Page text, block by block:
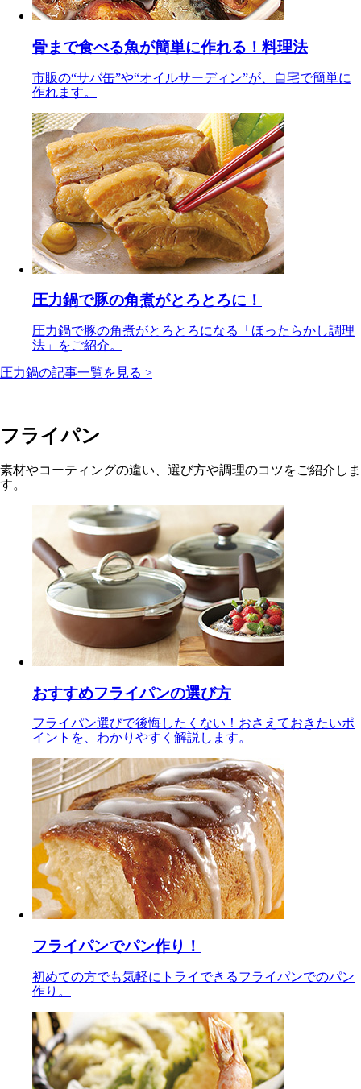
骨まで食べる魚が簡単に作れる！料理法
市販の“サバ缶”や“オイルサーディン”が、自宅で簡単に
作れます。
圧力鍋で豚の角煮がとろとろに！
圧力鍋で豚の角煮がとろとろになる「ほったらかし調理
法」をご紹介。
圧力鍋の記事一覧を見る >
フライパン
素材やコーティングの違い、選び方や調理のコツをご紹介しま
す。
おすすめフライパンの選び方
フライパン選びで後悔したくない！おさえておきたいポ
イントを、わかりやすく解説します。
フライパンでパン作り！
初めての方でも気軽にトライできるフライパンでのパン
作り。